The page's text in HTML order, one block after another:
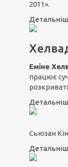
2011».
Еміне
працює
Сьюзан